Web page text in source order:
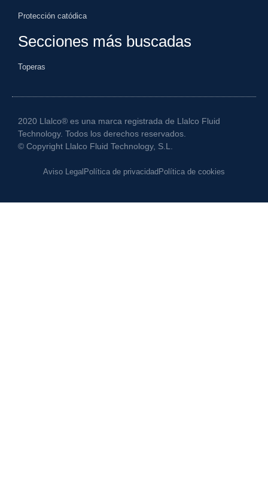
Protección catódica
Secciones más buscadas
Toperas
2020 Llalco® es una marca registrada de Llalco Fluid
Technology. Todos los derechos reservados.
© Copyright Llalco Fluid Technology, S.L.
Aviso Legal Política de privacidad Política de cookies